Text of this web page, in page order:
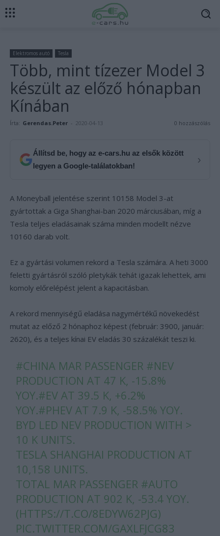
Elektromos autó Tesla
Több, mint tízezer Model 3
készült az előző hónapban
Kínában
Írta: Gerendas.Peter - 2020-04-13 0 hozzászólás
Állítsd be, hogy az e-cars.hu az elsők között
legyen a Google-találatokban!
›
A Moneyball jelentése szerint 10158 Model 3-at
gyártottak a Giga Shanghai-ban 2020 márciusában, míg a
Tesla teljes eladásainak száma minden modellt nézve
10160 darab volt.
Ez a gyártási volumen rekord a Tesla számára. A heti 3000
feletti gyártásról szóló pletykák tehát igazak lehettek, ami
komoly előrelépést jelent a kapacitásban.
A rekord mennyiségű eladása nagymértékű növekedést
mutat az előző 2 hónaphoz képest (február: 3900, január:
2620), és a teljes kínai EV eladás 30 százalékát teszi ki.
#CHINA MAR PASSENGER #NEV
PRODUCTION AT 47 K, -15.8%
YOY.#EV AT 39.5 K, +6.2%
YOY.#PHEV AT 7.9 K, -58.5% YOY.
BYD LED NEV PRODUCTION WITH >
10 K UNITS.
TESLA SHANGHAI PRODUCTION AT
10,158 UNITS.
TOTAL MAR PASSENGER #AUTO
PRODUCTION AT 902 K, -53.4 YOY.
(HTTPS://T.CO/8EDYW62PJG)
PIC.TWITTER.COM/GAXLFJCG83